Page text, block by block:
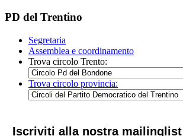
PD del Trentino
Segretaria
Assemblea e coordinamento
Trova circolo Trento:
Trova circolo provincia:
Iscriviti alla nostra mailinglist